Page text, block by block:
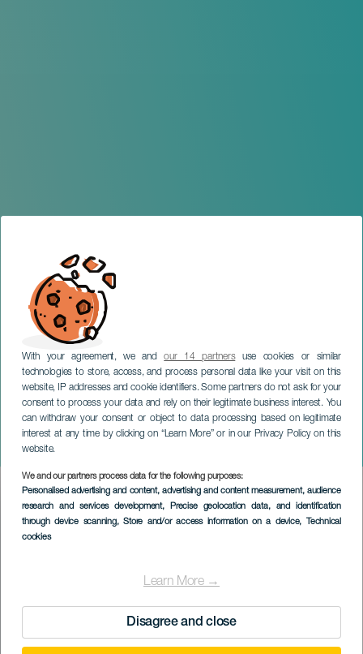
With your agreement, we andour 14 partnersuse cookies or similar
technologies to store, access, and process personal data like your visit on this
website, IP addresses and cookie identifiers. Some partners do not ask for your
consent to process your data and rely on their legitimate business interest. You
can withdraw your consent or object to data processing based on legitimate
interest at any time by clicking on “Learn More” or in our Privacy Policy on this
website.
We and our partners process data for the following purposes:
Personalised advertising and content, advertising and content measurement, audience
research and services development, Precise geolocation data, and identification
through device scanning, Store and/or access information on a device, Technical
cookies
Learn More →
Disagree and close
Bajada de la Rama en La
Aldea
GRAN CANARIA
Imagen
Listado